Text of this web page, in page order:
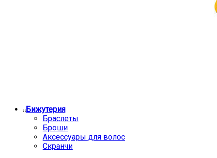
Бижутерия
Браслеты
Броши
Аксессуары для волос
Скранчи